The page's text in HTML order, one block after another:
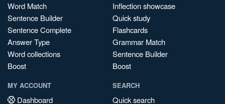
Word Match
Sentence Builder
Sentence Complete
Answer Type
Word collections
Boost
Inflection showcase
Quick study
Flashcards
Grammar Match
Sentence Builder
Boost
MY ACCOUNT
Dashboard
SEARCH
Quick search